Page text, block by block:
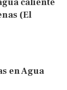
(El
en Agua